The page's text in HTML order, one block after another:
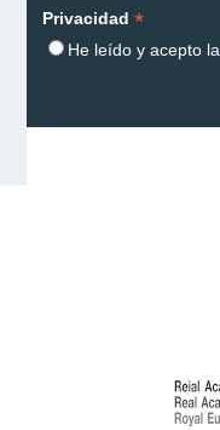
Privacidad *
He leído y acepto la